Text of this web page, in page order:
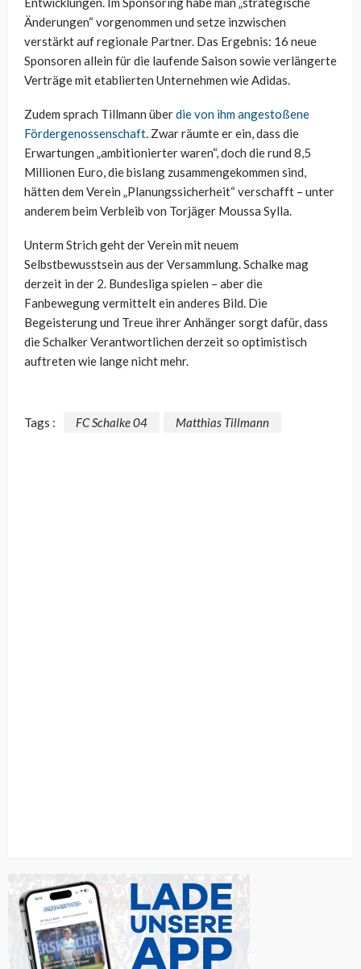
Änderungen“ vorgenommen und setze inzwischen
verstärkt auf regionale Partner. Das Ergebnis: 16 neue
Sponsoren allein für die laufende Saison sowie verlängerte
Verträge mit etablierten Unternehmen wie Adidas.
Zudem sprach Tillmann überdie von ihm angestoßene
Fördergenossenschaft. Zwar räumte er ein, dass die
Erwartungen „ambitionierter waren“, doch die rund 8,5
Millionen Euro, die bislang zusammengekommen sind,
hätten dem Verein „Planungssicherheit“ verschafft – unter
anderem beim Verbleib von Torjäger Moussa Sylla.
Unterm Strich geht der Verein mit neuem
Selbstbewusstsein aus der Versammlung. Schalke mag
derzeit in der 2. Bundesliga spielen – aber die
Fanbewegung vermittelt ein anderes Bild. Die
Begeisterung und Treue ihrer Anhänger sorgt dafür, dass
die Schalker Verantwortlichen derzeit so optimistisch
auftreten wie lange nicht mehr.
Tags : FC Schalke 04 Matthias Tillmann